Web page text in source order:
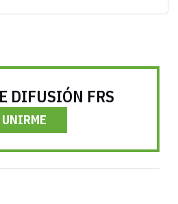
DIFUSIÓN FRS
UNIRME